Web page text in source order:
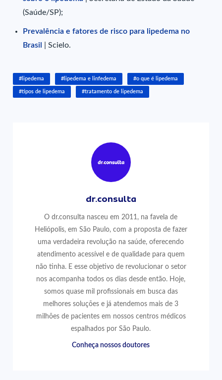
(Saúde/SP);
Prevalência e fatores de risco para lipedema no
Brasil
| Scielo.
#lipedema #lipedema e linfedema #o que é lipedema
#tipos de lipedema #tratamento de lipedema
dr.consulta
O dr.consulta nasceu em 2011, na favela de
Heliópolis, em São Paulo, com a proposta de fazer
uma verdadeira revolução na saúde, oferecendo
atendimento acessível e de qualidade para quem
não tinha. E esse objetivo de revolucionar o setor
nos acompanha todos os dias desde então. Hoje,
somos quase mil profissionais em busca das
melhores soluções e já atendemos mais de 3
milhões de pacientes em nossos centros médicos
espalhados por São Paulo.
Conheça nossos doutores